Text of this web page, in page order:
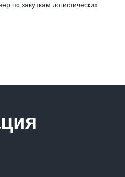
по закупкам логистических